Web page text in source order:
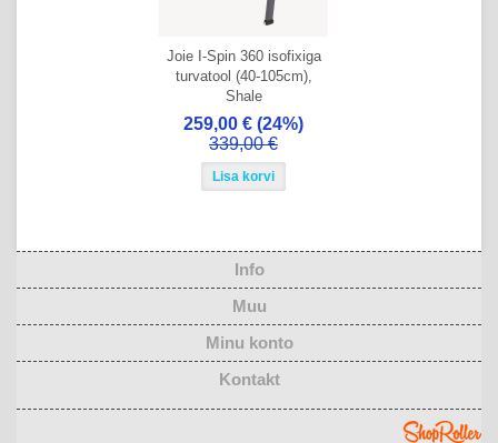
Joie I-Spin 360 isofixiga
turvatool (40-105cm),
Shale
259,00 € (24%)
339,00 €
Info
Muu
Minu konto
Kontakt